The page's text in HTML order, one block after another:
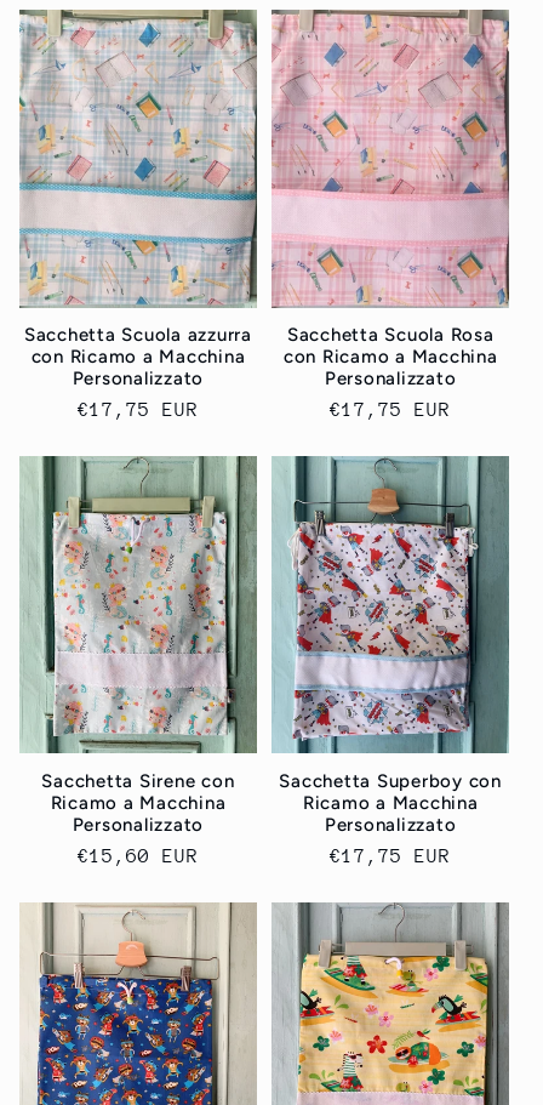
listino
listino
Sacchetta Scuola azzurra
con Ricamo a Macchina
Personalizzato
Prezzo
listino
€17,75 EUR
Sacchetta Scuola Rosa
con Ricamo a Macchina
Personalizzato
Prezzo
listino
€17,75 EUR
Sacchetta Sirene con
Ricamo a Macchina
Personalizzato
Prezzo
listino
€15,60 EUR
Sacchetta Superboy con
Ricamo a Macchina
Personalizzato
Prezzo
listino
€17,75 EUR